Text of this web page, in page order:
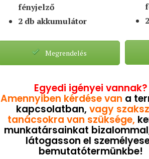
fényjelző
2 db akkumulátor
Megrendelés
Egyedi igényei vannak?
Amennyiben kérdése van a
kapcsolatban, vagy
tanácsokra van szüksége,
munkatársainkat
látogasson el
bemutatótermünkbe!